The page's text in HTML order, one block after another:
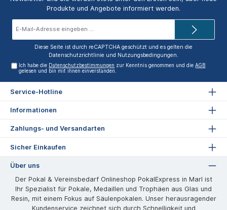
Produkte und Angebote informiert werden.
Diese Seite ist durch reCAPTCHA geschützt und es gelten die
Datenschutzrichtlinie und Nutzungsbedingungen.
Ich habe die Datenschutzbestimmungen zur Kenntnis genommen und dieAGB
gelesen und bin mit ihnen einverstanden.
Service-Hotline
Informationen
Zahlungs- und Versandarten
Sicher Einkaufen
Über uns
Der Pokal & Vereinsbedarf Onlineshop PokalExpress in Marl ist
Ihr Spezialist für Pokale, Medaillen und Trophäen aus Glas und
Resin, mit einem Fokus auf Säulenpokalen. Unser herausragender
Kundenservice zeichnet sich durch Schnelligkeit und